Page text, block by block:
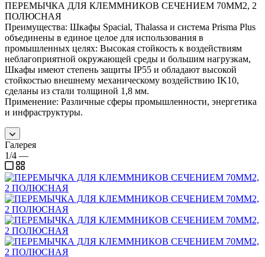
ПЕРЕМЫЧКА ДЛЯ КЛЕММНИКОВ СЕЧЕНИЕМ 70ММ2, 2
ПОЛЮСНАЯ
Преимущества: Шкафы Spacial, Thalassa и система Prisma Plus
объединены в единое целое для использования в
промышленных целях: Высокая стойкость к воздействиям
неблагоприятной окружающей среды и большим нагрузкам,
Шкафы имеют степень защиты IP55 и обладают высокой
стойкостью внешнему механическому воздействию IK10,
сделаны из стали толщиной 1,8 мм.
Применение: Различные сферы промышленности, энергетика
и инфраструктуры.
Галерея
1/4 —